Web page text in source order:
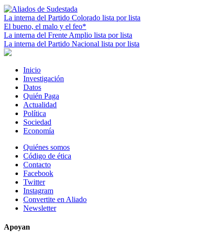
La interna del Partido Colorado lista por lista
El bueno, el malo y el feo*
La interna del Frente Amplio lista por lista
La interna del Partido Nacional lista por lista
Inicio
Investigación
Datos
Quién Paga
Actualidad
Política
Sociedad
Economía
Quiénes somos
Código de ética
Contacto
Facebook
Twitter
Instagram
Convertite en Aliado
Newsletter
Apoyan